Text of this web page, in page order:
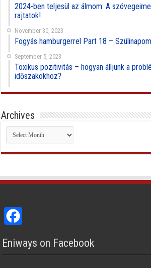
2024-ben teljesül az álmom: A
rajtatok!
November 30, 2023
Fogyás hamburgerrel Part 18 –
September 5, 2023
Toxikus pozitivitás – hogyan álljunk a
időszakokhoz?
Archives
Archives
Eniways on Facebook